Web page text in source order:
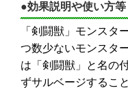
●効果説明や使い方等
「剣闘獣」モンスタ
つ数少ないモンスタ
は「剣闘獣」と名の
ずサルベージするこ